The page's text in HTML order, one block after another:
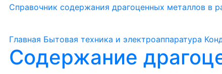
Справочник содержания драгоценных металлов в
Главная Бытовая техника и электроаппаратура
Содержание